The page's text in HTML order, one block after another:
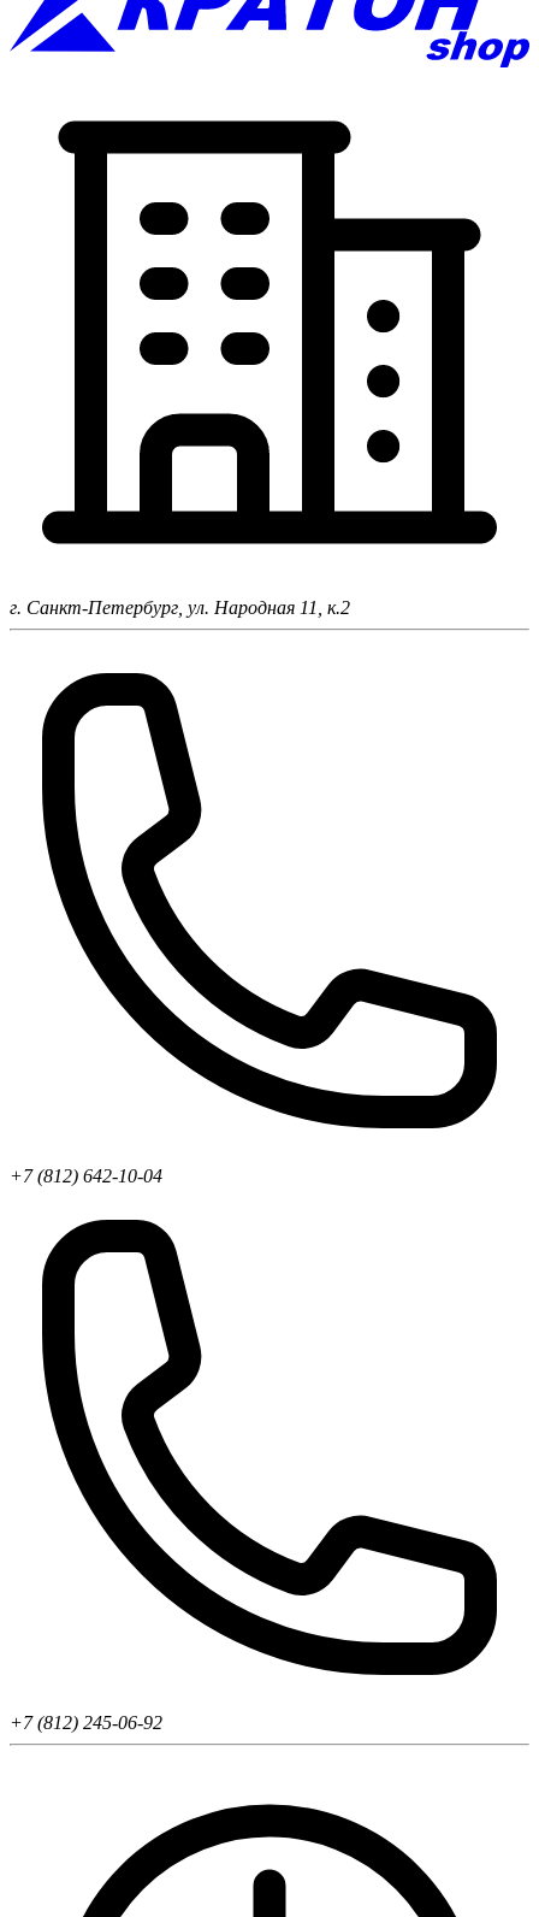
г. Санкт-Петербург, ул. Народная 11, к.2
+7 (812) 642-10-04
+7 (812) 245-06-92